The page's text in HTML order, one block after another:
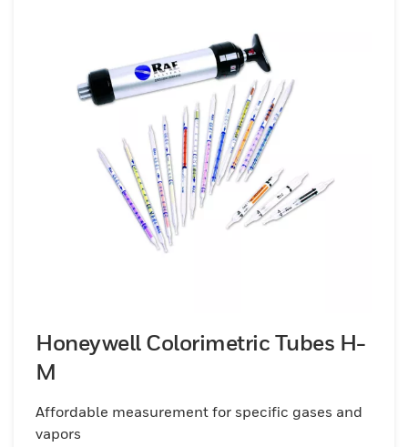
Honeywell Colorimetric Tubes H-
M
Affordable measurement for specific gases and
vapors